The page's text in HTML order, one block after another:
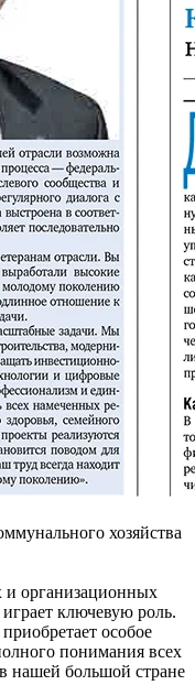
хозяйства
и организационных
ключевую роль.
особое
понимания всех
нашей большой стране